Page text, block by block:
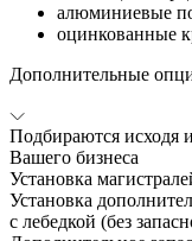
алюминиевые
оцинкованные
Дополнительные
Подбираются исходя
Вашего бизнеса
Установка
Установка
с лебедкой (без